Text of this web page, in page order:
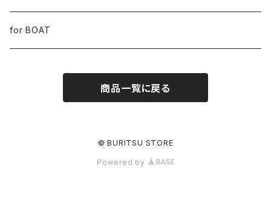
for BOAT
商品一覧に戻る
© BURITSU STORE
Powered by